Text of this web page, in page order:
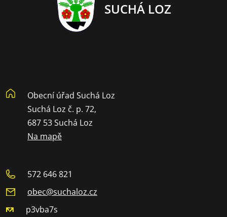
SUCHÁ LOZ
Obecní úřad Suchá Loz
Suchá Loz č. p. 72,
687 53 Suchá Loz
Na mapě
572 646 821
obec@suchaloz.cz
p3vba7s